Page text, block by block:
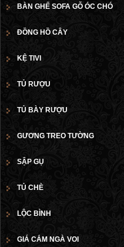
BÀN GHẾ SOFA GỖ ÓC CHÓ
ĐỒNG HỒ CÂY
KỆ TIVI
TỦ RƯỢU
TỦ BÀY RƯỢU
GƯƠNG TREO TƯỜNG
SẬP GỤ
TỦ CHÈ
LỘC BÌNH
GIÁ CẮM NGÀ VOI